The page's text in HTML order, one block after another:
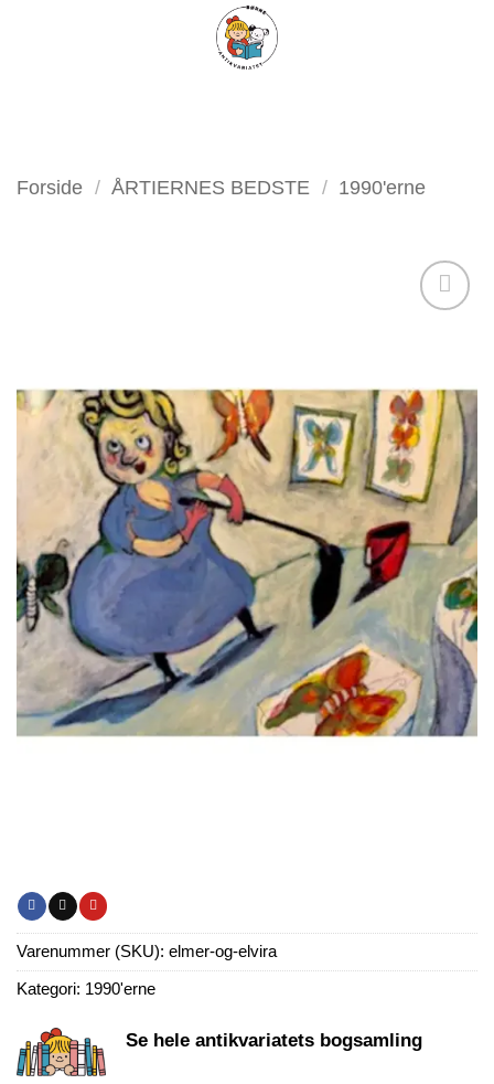
FILTER
Forside / ÅRTIERNES BEDSTE / 1990'erne
Varenummer (SKU): elmer-og-elvira
Kategori: 1990'erne
Se hele antikvariatets bogsamling